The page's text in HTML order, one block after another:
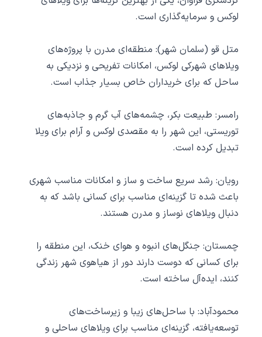
لوکس و سرمایه‌گذاری است.
متل ‌قو (سلمان‌ شهر): منطقه‌ای مدرن با پروژه‌های
ویلاهای شهرکی لوکس، امکانات تفریحی و نزدیکی به
ساحل که برای خریداران خاص بسیار جذاب است.
رامسر: طبیعت بکر، چشمه‌های آب گرم و جاذبه‌های
توریستی، این شهر را به مقصدی لوکس و آرام برای ویلا
تبدیل کرده است.
رویان: رشد سریع ساخت و ساز و امکانات مناسب شهری
باعث شده تا گزینه‌ای مناسب برای کسانی باشد که به
دنبال ویلاهای نوساز و مدرن هستند.
چمستان: جنگل‌های انبوه و هوای خنک، این منطقه را
برای کسانی که دوست دارند دور از هیاهوی شهر زندگی
کنند، ایده‌آل ساخته است.
محمودآباد: با ساحل‌های زیبا و زیرساخت‌های
توسعه‌یافته، گزینه‌ای مناسب برای ویلاهای ساحلی و